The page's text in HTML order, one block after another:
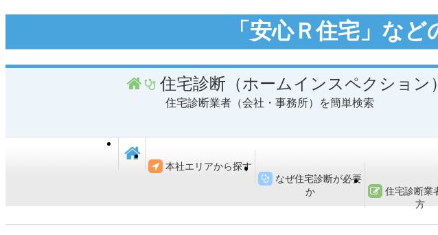
「安心Ｒ住宅」な
住宅診断（ホームインスペクション
住宅診断業者（会社・事務所）を簡単検索
本社エリアから探す
なぜ住宅診断が必要
か
住宅診断業
方